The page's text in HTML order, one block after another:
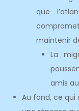
que
maintenir
La
amis au
Au fond, ce